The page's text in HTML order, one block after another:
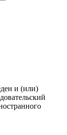
и (или)